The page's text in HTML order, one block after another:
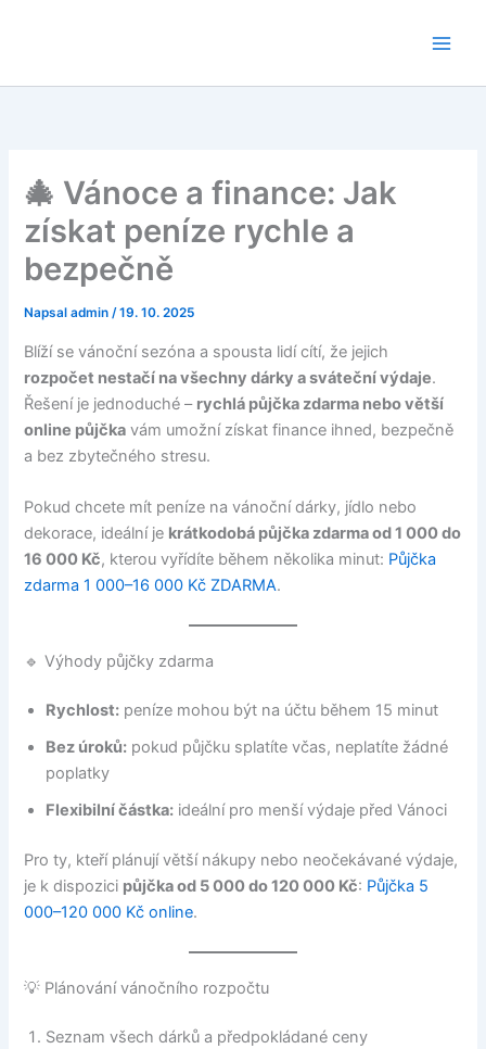
🎄 Vánoce a finance: Jak
získat peníze rychle a
bezpečně
Napsaladmin/19. 10. 2025
Blíží se vánoční sezóna a spousta lidí cítí, že jejich
rozpočet nestačí na všechny dárky a sváteční výdaje.
Řešení je jednoduché – rychlá půjčka zdarma nebo větší
online půjčka vám umožní získat finance ihned, bezpečně
a bez zbytečného stresu.
Pokud chcete mít peníze na vánoční dárky, jídlo nebo
dekorace, ideální je krátkodobá půjčka zdarma od 1 000 do
16 000 Kč, kterou vyřídíte během několika minut: Půjčka
zdarma 1 000–16 000 Kč ZDARMA.
🔹 Výhody půjčky zdarma
Rychlost: peníze mohou být na účtu během 15 minut
Bez úroků: pokud půjčku splatíte včas, neplatíte žádné
poplatky
Flexibilní částka: ideální pro menší výdaje před Vánoci
Pro ty, kteří plánují větší nákupy nebo neočekávané výdaje,
je k dispozici půjčka od 5 000 do 120 000 Kč: Půjčka 5
000–120 000 Kč online.
💡 Plánování vánočního rozpočtu
Seznam všech dárků a předpokládané ceny